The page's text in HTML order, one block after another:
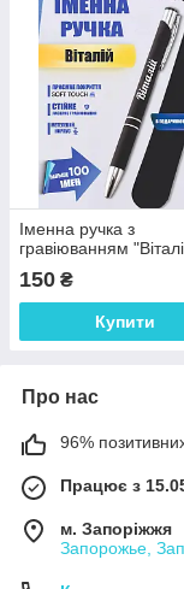
Іменна ручка з
гравіюванням
150 ₴
Купити
Про нас
96%
Працює з
м. Запоріжжя
Запорожье,